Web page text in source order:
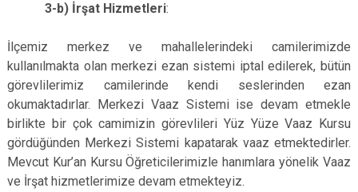
3-b) İrşat Hizmetleri:
İlçemiz merkez ve mahallelerindeki camilerimizde
kullanılmakta olan merkezi ezan sistemi iptal edilerek, bütün
görevlilerimiz camilerinde kendi seslerinden ezan
okumaktadırlar. Merkezi Vaaz Sistemi ise devam etmekle
birlikte bir çok camimizin görevlileri Yüz Yüze Vaaz Kursu
gördüğünden Merkezi Sistemi kapatarak vaaz etmektedirler.
Mevcut Kur’an Kursu Öğreticilerimizle hanımlara yönelik Vaaz
ve İrşat hizmetlerimize devam etmekteyiz.